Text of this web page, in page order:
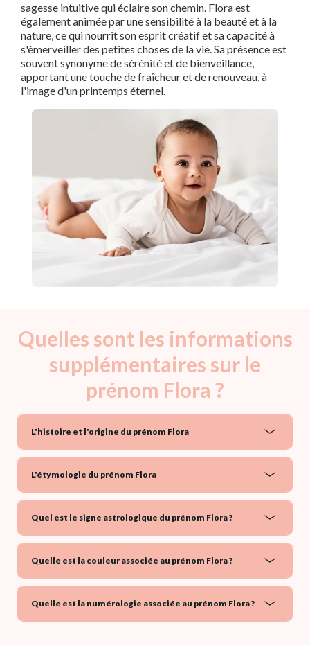
sagesse intuitive qui éclaire son chemin. Flora est
également animée par une sensibilité à la beauté et à la
nature, ce qui nourrit son esprit créatif et sa capacité à
s'émerveiller des petites choses de la vie. Sa présence est
souvent synonyme de sérénité et de bienveillance,
apportant une touche de fraîcheur et de renouveau, à
l'image d'un printemps éternel.
Quelles sont les informations
supplémentaires sur le
prénom Flora ?
L'histoire et l'origine du prénom Flora
L'étymologie du prénom Flora
Quel est le signe astrologique du prénom Flora ?
Quelle est la couleur associée au prénom Flora ?
Quelle est la numérologie associée au prénom Flora ?